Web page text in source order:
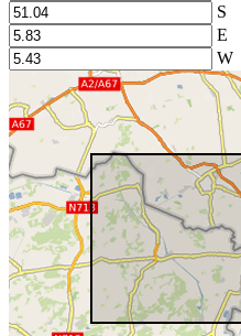
S
E
W